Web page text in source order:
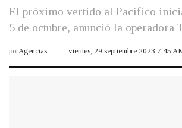
El próximo vertido al Pacífico
5 de octubre, anunció la operadora
porAgencias viernes, 29 septiembre 2023 7:45